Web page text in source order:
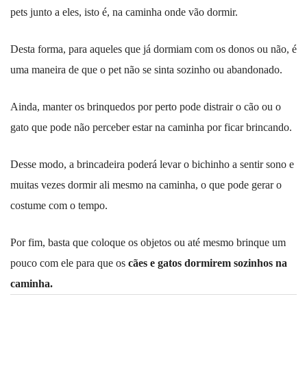
pets junto a eles, isto é, na caminha onde vão dormir.
Desta forma, para aqueles que já dormiam com os donos ou não, é
uma maneira de que o pet não se sinta sozinho ou abandonado.
Ainda, manter os brinquedos por perto pode distrair o cão ou o
gato que pode não perceber estar na caminha por ficar brincando.
Desse modo, a brincadeira poderá levar o bichinho a sentir sono e
muitas vezes dormir ali mesmo na caminha, o que pode gerar o
costume com o tempo.
Por fim, basta que coloque os objetos ou até mesmo brinque um
pouco com ele para que os cães e gatos dormirem sozinhos na
caminha.